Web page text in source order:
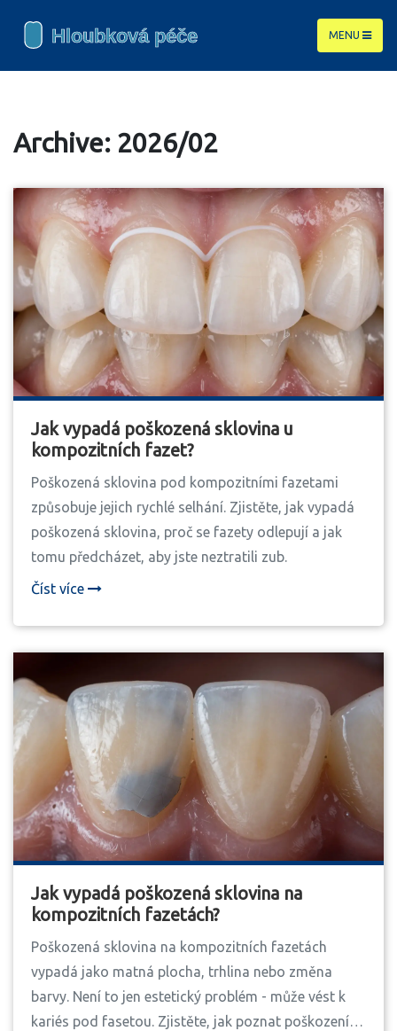
MENU
Archive: 2026/02
Jak vypadá poškozená sklovina u
kompozitních fazet?
Poškozená sklovina pod kompozitními fazetami
způsobuje jejich rychlé selhání. Zjistěte, jak vypadá
poškozená sklovina, proč se fazety odlepují a jak
tomu předcházet, aby jste neztratili zub.
Číst více
Jak vypadá poškozená sklovina na
kompozitních fazetách?
Poškozená sklovina na kompozitních fazetách
vypadá jako matná plocha, trhlina nebo změna
barvy. Není to jen estetický problém - může vést k
kariés pod fasetou. Zjistěte, jak poznat poškození a